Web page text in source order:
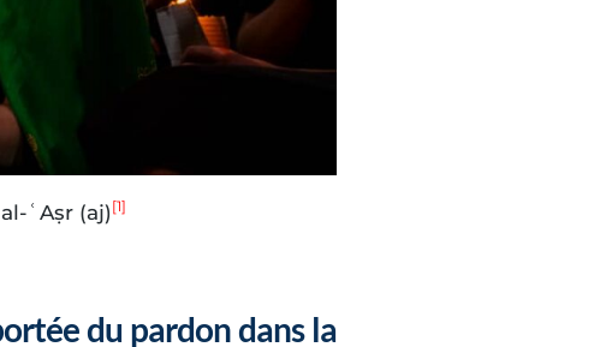
ʿAṣr (aj)[1]
du pardon dans la